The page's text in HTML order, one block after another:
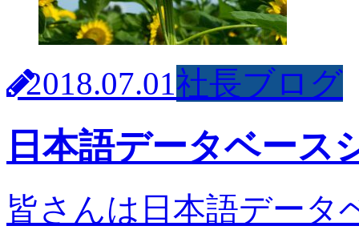
2018.07.01社長ブログ
日本語データベース
皆さんは日本語データ